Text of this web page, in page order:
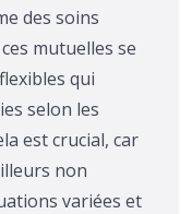
des soins
mutuelles se
qui
selon les
est crucial, car
non
variées et